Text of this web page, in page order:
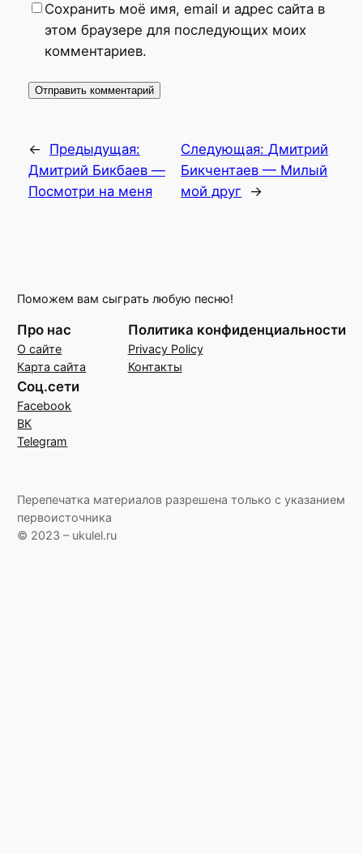
Сохранить моё имя, email и адрес сайта в
этом браузере для последующих моих
комментариев.
←
Предыдущая:
Дмитрий Бикбаев —
Посмотри на меня
Следующая:Дмитрий
Бикчентаев — Милый
мой друг
→
Поможем вам сыграть любую песню!
Про нас
О сайте
Карта сайта
Политика конфиденциальности
Privacy Policy
Контакты
Соц.сети
Facebook
ВК
Telegram
Перепечатка материалов разрешена только с указанием
первоисточника
© 2023 – ukulel.ru